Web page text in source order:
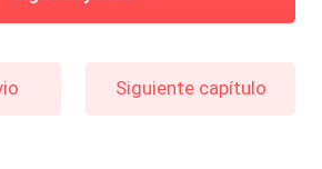
Siguiente capítulo